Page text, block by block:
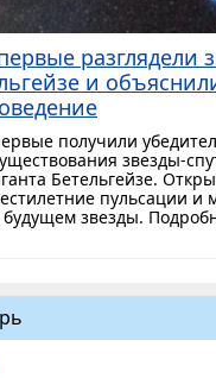
разглядели
и
получили
звезды-
Бетельгейзе.
пульсации и
звезды.